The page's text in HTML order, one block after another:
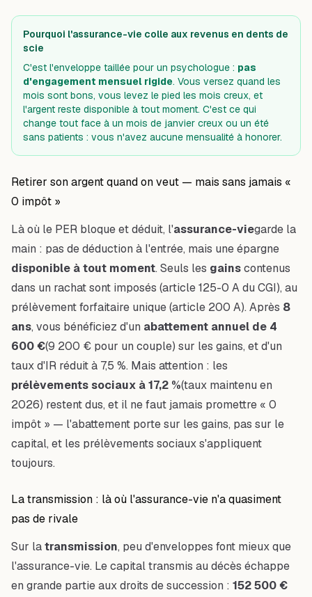
Pourquoi l'assurance-vie colle aux revenus en dents de
scie
C'est l'enveloppe taillée pour un psychologue : pas
d'engagement mensuel rigide. Vous versez quand les
mois sont bons, vous levez le pied les mois creux, et
l'argent reste disponible à tout moment. C'est ce qui
change tout face à un mois de janvier creux ou un été
sans patients : vous n'avez aucune mensualité à honorer.
Retirer son argent quand on veut — mais sans jamais «
0 impôt »
Là où le PER bloque et déduit, l'assurance-viegarde la
main : pas de déduction à l'entrée, mais une épargne
disponible à tout moment. Seuls les gainscontenus
dans un rachat sont imposés (article 125-0 A du CGI), au
prélèvement forfaitaire unique (article 200 A). Après 8
ans, vous bénéficiez d'un abattement annuel de 4
600 €(9 200 € pour un couple) sur les gains, et d'un
taux d'IR réduit à 7,5 %. Mais attention : les
prélèvements sociaux à 17,2 %(taux maintenu en
2026) restent dus, et il ne faut jamais promettre « 0
impôt » — l'abattement porte sur les gains, pas sur le
capital, et les prélèvements sociaux s'appliquent
toujours.
La transmission : là où l'assurance-vie n'a quasiment
pas de rivale
Sur latransmission, peu d'enveloppes font mieux que
l'assurance-vie. Le capital transmis au décès échappe
en grande partie aux droits de succession : 152 500 €